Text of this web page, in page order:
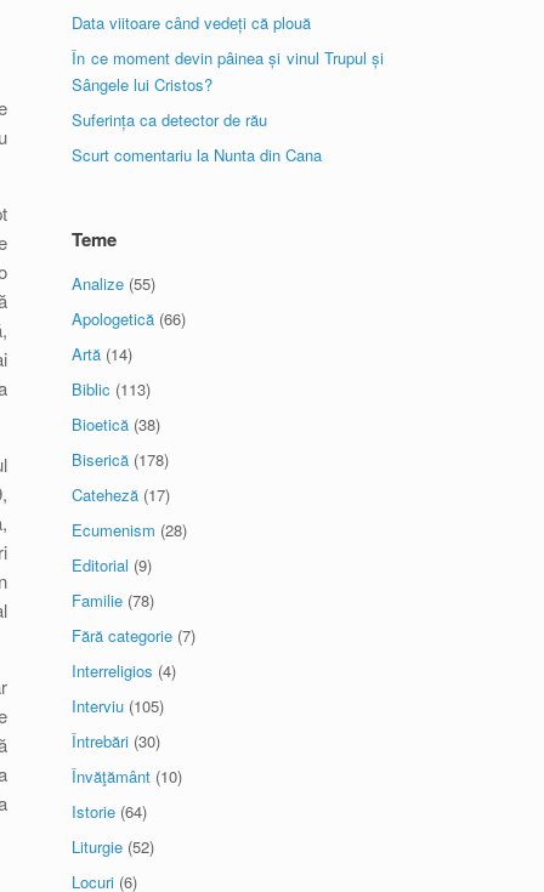
Data viitoare când vedeți că plouă
În ce moment devin pâinea și vinul Trupul și
Sângele lui Cristos?
Suferința ca detector de rău
Scurt comentariu la Nunta din Cana
Teme
Analize (55)
Apologetică (66)
Artă (14)
Biblic (113)
Bioetică (38)
Biserică (178)
Cateheză (17)
Ecumenism (28)
Editorial (9)
Familie (78)
Fără categorie (7)
Interreligios (4)
Interviu (105)
Întrebări (30)
Învăţământ (10)
Istorie (64)
Liturgie (52)
Locuri (6)